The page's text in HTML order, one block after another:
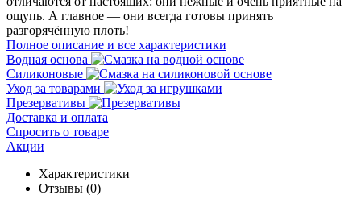
ощупь. А главное — они всегда готовы принять
разгорячённую плоть!
Полное описание и все характеристики
Водная основа
Силиконовые
Уход за товарами
Презервативы
Доставка и оплата
Спросить о товаре
Акции
Характеристики
Отзывы (0)